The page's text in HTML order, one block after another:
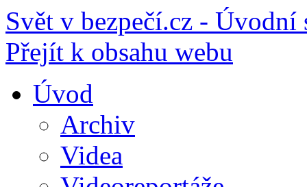
Svět v bezpečí.cz - Úvodní
Přejít k obsahu webu
Úvod
Archiv
Videa